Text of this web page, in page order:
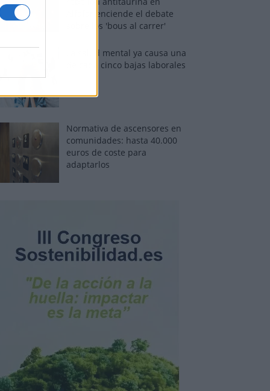
Alfafar enciende el debate
sobre los 'bous al carrer'
La salud mental ya causa una
de cada cinco bajas laborales
Normativa de ascensores en
comunidades: hasta 40.000
euros de coste para
adaptarlos